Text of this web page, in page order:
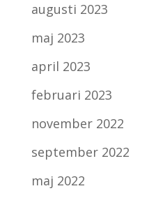
augusti 2023
maj 2023
april 2023
februari 2023
november 2022
september 2022
maj 2022